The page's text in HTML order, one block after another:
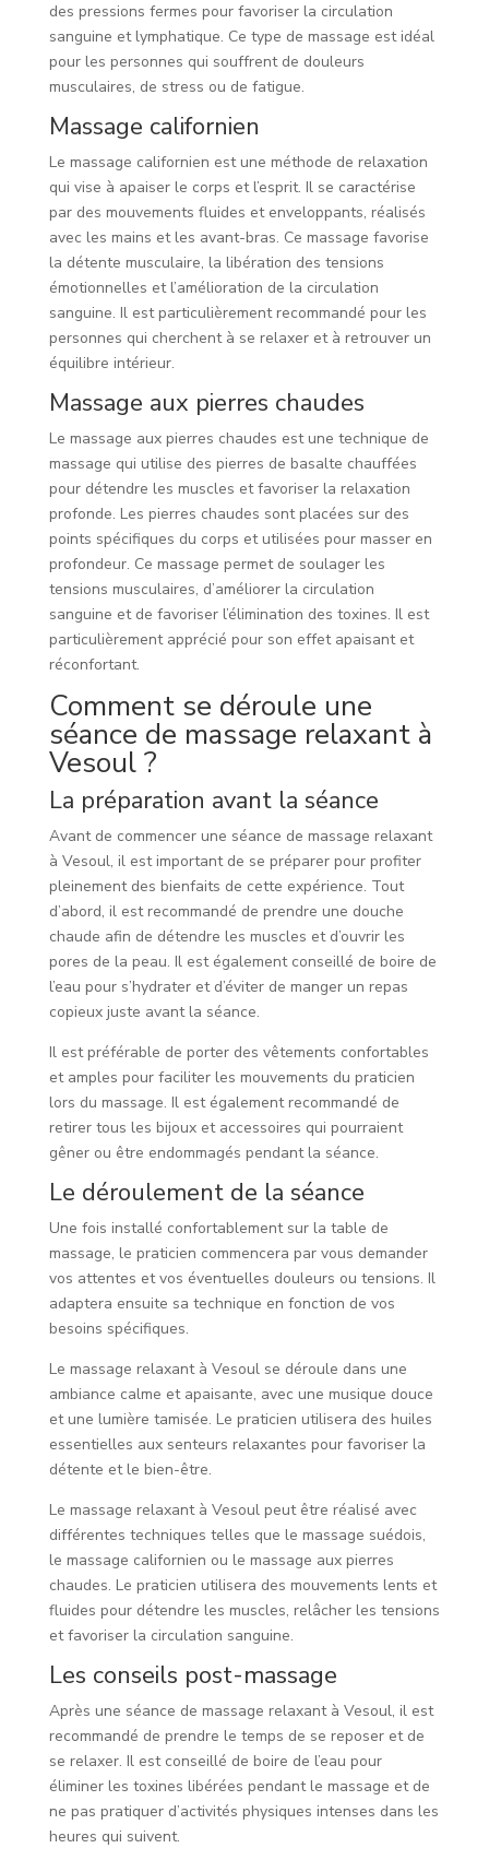
des pressions fermes pour favoriser la circulation
sanguine et lymphatique. Ce type de massage est idéal
pour les personnes qui souffrent de douleurs
musculaires, de stress ou de fatigue.
Massage californien
Le massage californien est une méthode de relaxation
qui vise à apaiser le corps et l’esprit. Il se caractérise
par des mouvements fluides et enveloppants, réalisés
avec les mains et les avant-bras. Ce massage favorise
la détente musculaire, la libération des tensions
émotionnelles et l’amélioration de la circulation
sanguine. Il est particulièrement recommandé pour les
personnes qui cherchent à se relaxer et à retrouver un
équilibre intérieur.
Massage aux pierres chaudes
Le massage aux pierres chaudes est une technique de
massage qui utilise des pierres de basalte chauffées
pour détendre les muscles et favoriser la relaxation
profonde. Les pierres chaudes sont placées sur des
points spécifiques du corps et utilisées pour masser en
profondeur. Ce massage permet de soulager les
tensions musculaires, d’améliorer la circulation
sanguine et de favoriser l’élimination des toxines. Il est
particulièrement apprécié pour son effet apaisant et
réconfortant.
Comment se déroule une
séance de massage relaxant à
Vesoul ?
La préparation avant la séance
Avant de commencer une séance de massage relaxant
à Vesoul, il est important de se préparer pour profiter
pleinement des bienfaits de cette expérience. Tout
d’abord, il est recommandé de prendre une douche
chaude afin de détendre les muscles et d’ouvrir les
pores de la peau. Il est également conseillé de boire de
l’eau pour s’hydrater et d’éviter de manger un repas
copieux juste avant la séance.
Il est préférable de porter des vêtements confortables
et amples pour faciliter les mouvements du praticien
lors du massage. Il est également recommandé de
retirer tous les bijoux et accessoires qui pourraient
gêner ou être endommagés pendant la séance.
Le déroulement de la séance
Une fois installé confortablement sur la table de
massage, le praticien commencera par vous demander
vos attentes et vos éventuelles douleurs ou tensions. Il
adaptera ensuite sa technique en fonction de vos
besoins spécifiques.
Le massage relaxant à Vesoul se déroule dans une
ambiance calme et apaisante, avec une musique douce
et une lumière tamisée. Le praticien utilisera des huiles
essentielles aux senteurs relaxantes pour favoriser la
détente et le bien-être.
Le massage relaxant à Vesoul peut être réalisé avec
différentes techniques telles que le massage suédois,
le massage californien ou le massage aux pierres
chaudes. Le praticien utilisera des mouvements lents et
fluides pour détendre les muscles, relâcher les tensions
et favoriser la circulation sanguine.
Les conseils post-massage
Après une séance de massage relaxant à Vesoul, il est
recommandé de prendre le temps de se reposer et de
se relaxer. Il est conseillé de boire de l’eau pour
éliminer les toxines libérées pendant le massage et de
ne pas pratiquer d’activités physiques intenses dans les
heures qui suivent.